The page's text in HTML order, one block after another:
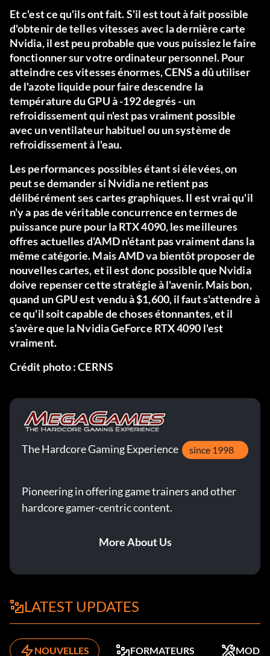
Et c'est ce qu'ils ont fait. S'il est tout à fait possible
d'obtenir de telles vitesses avec la dernière carte
Nvidia, il est peu probable que vous puissiez le faire
fonctionner sur votre ordinateur personnel. Pour
atteindre ces vitesses énormes, CENS a dû utiliser
de l'azote liquide pour faire descendre la
température du GPU à -192 degrés - un
refroidissement qui n'est pas vraiment possible
avec un ventilateur habituel ou un système de
refroidissement à l'eau.
Les performances possibles étant si élevées, on
peut se demander si Nvidia ne retient pas
délibérément ses cartes graphiques. Il est vrai qu'il
n'y a pas de véritable concurrence en termes de
puissance pure pour la RTX 4090, les meilleures
offres actuelles d'AMD n'étant pas vraiment dans la
même catégorie. Mais AMD va bientôt proposer de
nouvelles cartes, et il est donc possible que Nvidia
doive repenser cette stratégie à l'avenir. Mais bon,
quand un GPU est vendu à $1,600, il faut s'attendre à
ce qu'il soit capable de choses étonnantes, et il
s'avère que la Nvidia GeForce RTX 4090 l'est
vraiment.
Crédit photo : CERNS
The Hardcore Gaming Experience since 1998
Pioneering in offering game trainers and other
hardcore gamer-centric content.
More About Us
LATEST UPDATES
NOUVELLES FORMATEURS MODS